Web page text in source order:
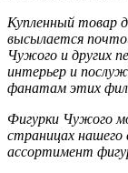
Купленный товар
высылается
Чужого и других
интерьер и
фанатам этих
Фигурки Чужого
страницах
ассортимент